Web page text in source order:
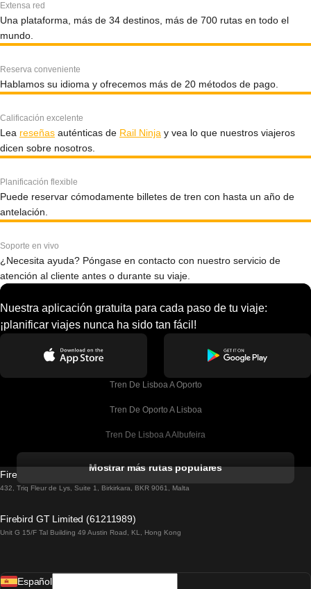
Extensa red
Una plataforma, más de 34 destinos, más de 700 rutas en todo el
mundo.
Reserva conveniente
Hablamos su idioma y ofrecemos más de 20 métodos de pago.
Calificación excelente
Lea reseñas auténticas de Rail Ninja y vea lo que nuestros viajeros
dicen sobre nosotros.
Planificación flexible
Puede reservar cómodamente billetes de tren con hasta un año de
antelación.
Soporte en vivo
¿Necesita ayuda? Póngase en contacto con nuestro servicio de
atención al cliente antes o durante su viaje.
Nuestra aplicación gratuita para cada paso de tu viaje:
¡planificar viajes nunca ha sido tan fácil!
Tren De Lisboa A Oporto
Tren De Oporto A Lisboa
Tren De Lisboa A Albufeira
Tren De Lisboa A Lagos
Tren De Lisboa A Madrid
Mostrar más rutas populares
Firebird GT Limited (OC 1451)
432, Triq Fleur de Lys, Suite 1, Birkirkara, BKR 9061, Malta
Firebird GT Limited (61211989)
Unit G 15/F Tal Building 49 Austin Road, KL, Hong Kong
Español